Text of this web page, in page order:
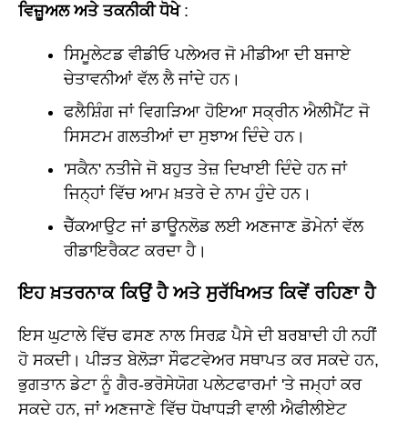
ਵਿਜ਼ੂਅਲ ਅਤੇ ਤਕਨੀਕੀ ਧੋਖੇ:
ਸਿਮੂਲੇਟਡ ਵੀਡੀਓ ਪਲੇਅਰ ਜੋ ਮੀਡੀਆ ਦੀ ਬਜਾਏ
ਚੇਤਾਵਨੀਆਂ ਵੱਲ ਲੈ ਜਾਂਦੇ ਹਨ।
ਫਲੈਸ਼ਿੰਗ ਜਾਂ ਵਿਗੜਿਆ ਹੋਇਆ ਸਕ੍ਰੀਨ ਐਲੀਮੈਂਟ ਜੋ
ਸਿਸਟਮ ਗਲਤੀਆਂ ਦਾ ਸੁਝਾਅ ਦਿੰਦੇ ਹਨ।
'ਸਕੈਨ' ਨਤੀਜੇ ਜੋ ਬਹੁਤ ਤੇਜ਼ ਦਿਖਾਈ ਦਿੰਦੇ ਹਨ ਜਾਂ
ਜਿਨ੍ਹਾਂ ਵਿੱਚ ਆਮ ਖ਼ਤਰੇ ਦੇ ਨਾਮ ਹੁੰਦੇ ਹਨ।
ਚੈੱਕਆਉਟ ਜਾਂ ਡਾਊਨਲੋਡ ਲਈ ਅਣਜਾਣ ਡੋਮੇਨਾਂ ਵੱਲ
ਰੀਡਾਇਰੈਕਟ ਕਰਦਾ ਹੈ।
ਇਹ ਖ਼ਤਰਨਾਕ ਕਿਉਂ ਹੈ ਅਤੇ ਸੁਰੱਖਿਅਤ ਕਿਵੇਂ ਰਹਿਣਾ ਹੈ
ਇਸ ਘੁਟਾਲੇ ਵਿੱਚ ਫਸਣ ਨਾਲ ਸਿਰਫ਼ ਪੈਸੇ ਦੀ ਬਰਬਾਦੀ ਹੀ ਨਹੀਂ
ਹੋ ਸਕਦੀ। ਪੀੜਤ ਬੇਲੋੜਾ ਸੌਫਟਵੇਅਰ ਸਥਾਪਤ ਕਰ ਸਕਦੇ ਹਨ,
ਭੁਗਤਾਨ ਡੇਟਾ ਨੂੰ ਗੈਰ-ਭਰੋਸੇਯੋਗ ਪਲੇਟਫਾਰਮਾਂ 'ਤੇ ਜਮ੍ਹਾਂ ਕਰ
ਸਕਦੇ ਹਨ, ਜਾਂ ਅਣਜਾਣੇ ਵਿੱਚ ਧੋਖਾਧੜੀ ਵਾਲੀ ਐਫੀਲੀਏਟ